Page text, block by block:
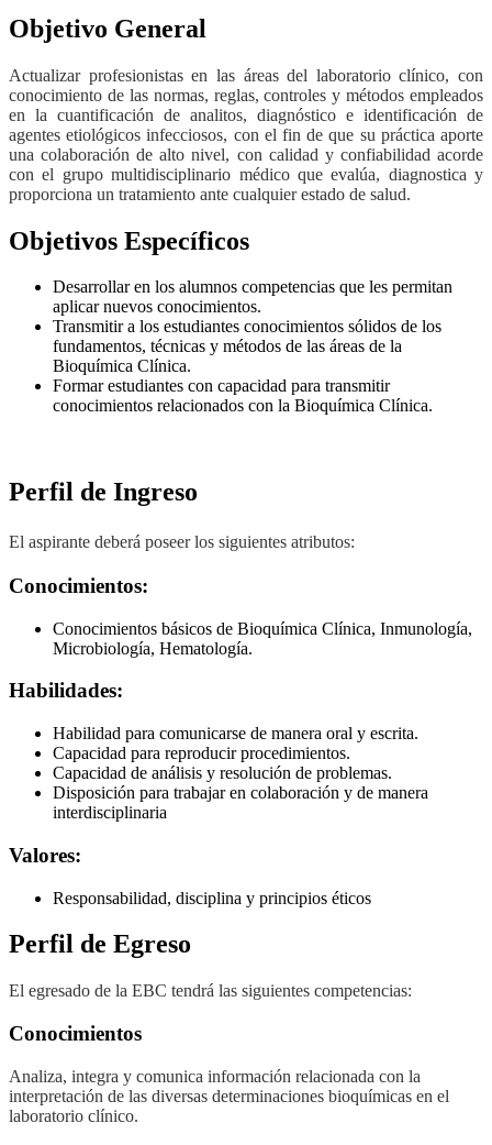
Objetivo General
Actualizar profesionistas en las áreas del laboratorio clínico, con
conocimiento de las normas, reglas, controles y métodos empleados
en la cuantificación de analitos, diagnóstico e identificación de
agentes etiológicos infecciosos, con el fin de que su práctica aporte
una colaboración de alto nivel, con calidad y confiabilidad acorde
con el grupo multidisciplinario médico que evalúa, diagnostica y
proporciona un tratamiento ante cualquier estado de salud.
Objetivos Específicos
Desarrollar en los alumnos competencias que les permitan
aplicar nuevos conocimientos.
Transmitir a los estudiantes conocimientos sólidos de los
fundamentos, técnicas y métodos de las áreas de la
Bioquímica Clínica.
Formar estudiantes con capacidad para transmitir
conocimientos relacionados con la Bioquímica Clínica.
Perfil de Ingreso
El aspirante deberá poseer los siguientes atributos:
Conocimientos:
Conocimientos básicos de Bioquímica Clínica, Inmunología,
Microbiología, Hematología.
Habilidades:
Habilidad para comunicarse de manera oral y escrita.
Capacidad para reproducir procedimientos.
Capacidad de análisis y resolución de problemas.
Disposición para trabajar en colaboración y de manera
interdisciplinaria
Valores:
Responsabilidad, disciplina y principios éticos
Perfil de Egreso
El egresado de la EBC tendrá las siguientes competencias:
Conocimientos
Analiza, integra y comunica información relacionada con la
interpretación de las diversas determinaciones bioquímicas en el
laboratorio clínico.